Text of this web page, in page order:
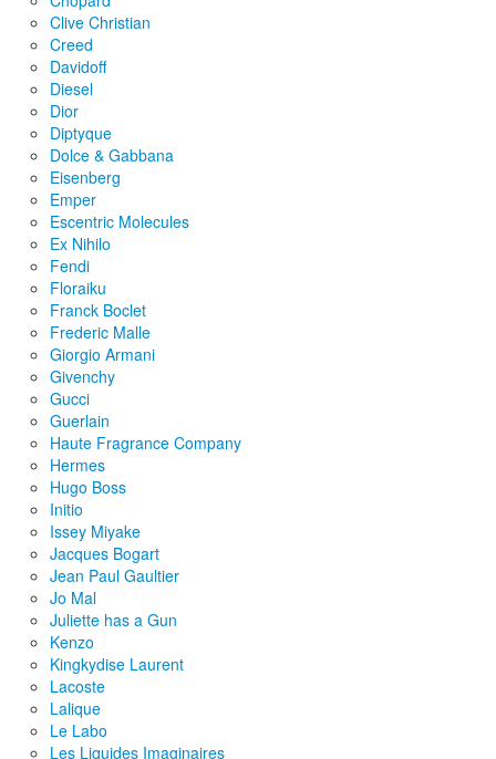
Clive Christian
Creed
Davidoff
Diesel
Dior
Diptyque
Dolce & Gabbana
Eisenberg
Emper
Escentric Molecules
Ex Nihilo
Fendi
Floraiku
Franck Boclet
Frederic Malle
Giorgio Armani
Givenchy
Gucci
Guerlain
Haute Fragrance Company
Hermes
Hugo Boss
Initio
Issey Miyake
Jacques Bogart
Jean Paul Gaultier
Jo Mal
Juliette has a Gun
Kenzo
Kingkydise Laurent
Lacoste
Lalique
Le Labo
Les Liquides Imaginaires